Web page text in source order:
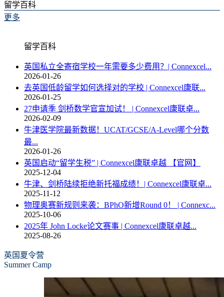
留学百科
更多
留学百科
英国私立全寄宿学校一年需要多少费用？| Connexcel...
2026-01-26
去英国低龄留学如何选择对的学校 | Connexcel康联...
2026-01-25
27申请季 剑桥数学官宣加试！ | Connexcel康联卓...
2026-02-09
牛津医学院最新数据！UCAT/GCSE/A-Level哪个分数
最...
2026-01-26
英国启动“留学生税” | Connexcel康联卓越 【官网】
2025-12-04
牛津、剑桥陆续拒绝新托福成绩！| Connexcel康联卓...
2025-11-12
物理奥赛新规则来袭：BPhO新增Round 0！ | Connexc...
2025-10-06
2025年 John Locke论文赛事 | Connexcel康联卓越...
2025-08-26
英国夏令营
Summer Camp